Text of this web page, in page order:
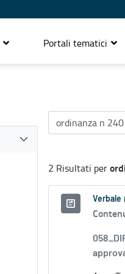
Portali tematici
2 Risultati per
Verbale